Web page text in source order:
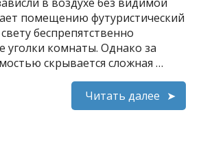
помещению футуристический
беспрепятственно
уголки комнаты. Однако за
скрывается сложная …
Читать далее